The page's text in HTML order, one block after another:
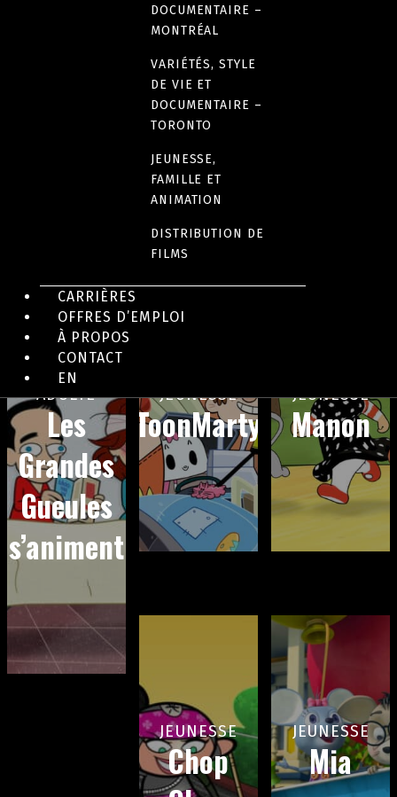
DOCUMENTAIRE –
MONTRÉAL
VARIÉTÉS, STYLE
DE VIE ET
DOCUMENTAIRE –
TORONTO
JEUNESSE,
FAMILLE ET
ANIMATION
DISTRIBUTION DE
FILMS
CARRIÈRES
OFFRES D’EMPLOI
À PROPOS
CONTACT
EN
JEUNESSE
Les
Cosmo-
joueurs
ADULTE
Les
Grandes
Gueules
s’animent
JEUNESSE
ToonMarty
JEUNESSE
Manon
JEUNESSE
Chop
JEUNESSE
Mia